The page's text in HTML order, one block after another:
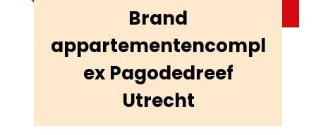
Brand
appartementencompl
ex Pagodedreef
Utrecht